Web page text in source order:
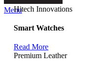
MenuHitech Innovations
Smart Watches
Read More
Premium Leather